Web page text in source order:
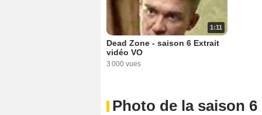
1:11
Dead Zone - saison 6 Extrait
vidéo VO
3 000 vues
Photo de la saison 6